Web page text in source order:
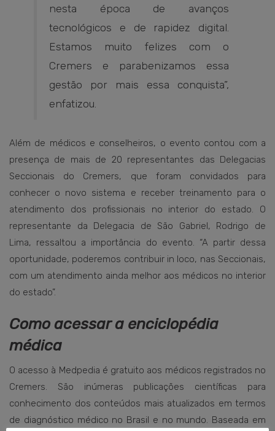
nesta época de avanços
tecnológicos e de rapidez digital.
Estamos muito felizes com o
Cremers e parabenizamos essa
gestão por mais essa conquista”,
enfatizou.
Além de médicos e conselheiros, o evento contou com a
presença de mais de 20 representantes das Delegacias
Seccionais do Cremers, que foram convidados para
conhecer o novo sistema e receber treinamento para o
atendimento dos profissionais no interior do estado. O
representante da Delegacia de São Gabriel, Rodrigo de
Lima, ressaltou a importância do evento. “A partir dessa
oportunidade, poderemos contribuir in loco, nas Seccionais,
com um atendimento ainda melhor aos médicos no interior
do estado”.
Como acessar a enciclopédia
médica
O acesso à Medpedia é gratuito aos médicos registrados no
Cremers. São inúmeras publicações científicas para
conhecimento dos conteúdos mais atualizados em termos
de diagnóstico médico no Brasil e no mundo. Baseada em